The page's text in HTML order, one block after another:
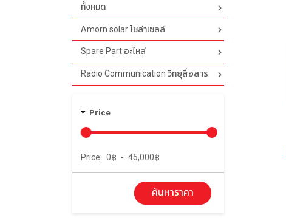
ทั้งหมด
Amorn solar โซล่าเซลล์
Spare Part อะไหล่
Radio Communication วิทยุสื่อสาร
Price
Price: 0฿ - 45,000฿
ค้นหาราคา